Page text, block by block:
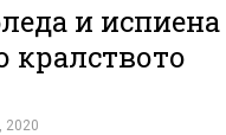
и испиена
кралството
2020